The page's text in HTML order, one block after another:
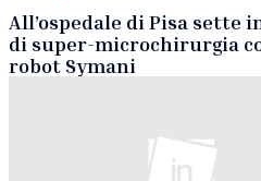
All’ospedale di Pisa sette
di super-microchirurgia
robot Symani